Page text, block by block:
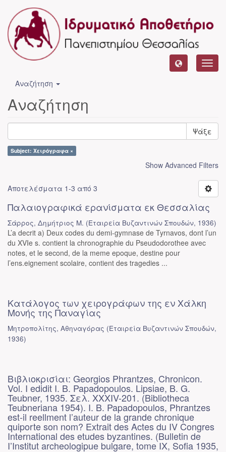
Αναζήτηση
Αναζήτηση
Ψάξε
Subject: Χειρόγραφα ×
Show Advanced Filters
Αποτελέσματα 1-3 από 3
Παλαιογραφικά ερανίσματα εκ Θεσσαλίας
Σάρρος, Δημήτριος Μ. (Εταιρεία Βυζαντινών Σπουδών, 1936)
L’a decrit a) Deux codes du demi-gymnase de Tyrnavos, dont l’un
du XVIe s. contient la chronographie du Pseudodorothee avec
notes, et le second, de la meme epoque, destine pour
l’ens.eignement scolaire, contient des tragedies ...
Κατάλογος των χειρογράφων της εν Χάλκη
Μονής της Παναγίας
Μητροπολίτης, Αθηναγόρας (Εταιρεία Βυζαντινών Σπουδών,
1936)
Βιβλιοκρισίαι: Georgios Phrantzes, Chronicon.
Vol. I edidit I. B. Papadopoulos. Lipsiae, B. G.
Teubner, 1935. Σελ. XXXIV-201. (Bibliotheca
Teubneriana 1954). I. B. Papadopoulos, Phrantzes
est-il reellment l’auteur de la grande chronique
quiporte son nom? Extrait des Actes du IV Congres
International des etudes byzantines. (Bulletin de
I’Institut archeologipue bulgare, tome IX, Sofia 1935,